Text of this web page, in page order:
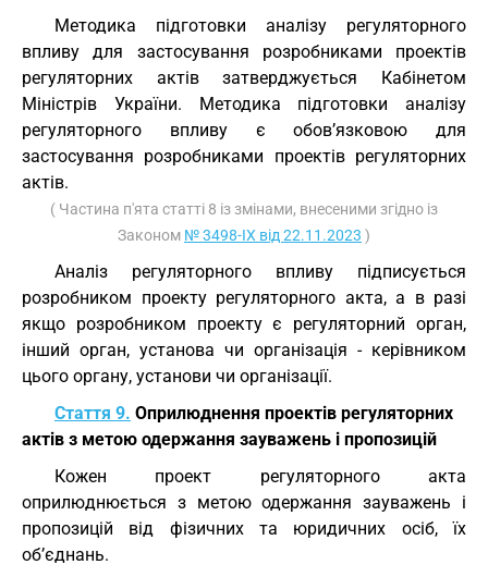
Методика підготовки аналізу регуляторного
впливу для застосування розробниками проектів
регуляторних актів затверджується Кабінетом
Міністрів України. Методика підготовки аналізу
регуляторного впливу є обов’язковою для
застосування розробниками проектів регуляторних
актів.
( Частина п'ята статті 8 із змінами, внесеними згідно із
Законом № 3498-IX від 22.11.2023 )
Аналіз регуляторного впливу підписується
розробником проекту регуляторного акта, а в разі
якщо розробником проекту є регуляторний орган,
інший орган, установа чи організація - керівником
цього органу, установи чи організації.
Стаття 9. Оприлюднення проектів регуляторних
актів з метою одержання зауважень і пропозицій
Кожен проект регуляторного акта
оприлюднюється з метою одержання зауважень і
пропозицій від фізичних та юридичних осіб, їх
об’єднань.